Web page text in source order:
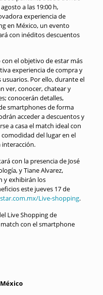
a las 19:00 h,
experiencia de
en México, un evento
con inéditos descuentos
el objetivo de estar más
experiencia de compra y
Por ello, durante el
ver, conocer, chatear y
conocerán detalles,
smartphones de forma
acceder a descuentos y
a casa el match ideal con
del lugar en el
interacción.
con la presencia de José
y Tiane Alvarez,
y exhibirán los
este jueves 17 de
Live-shopping.
Live Shopping de
con el smartphone